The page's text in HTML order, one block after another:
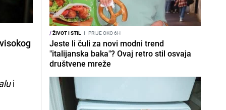
i
/ŽIVOT I STIL I PRIJE OKO 6H
Jeste li čuli za novi modni trend
"italijanska baka"? Ovaj retro stil osvaja
društvene mreže